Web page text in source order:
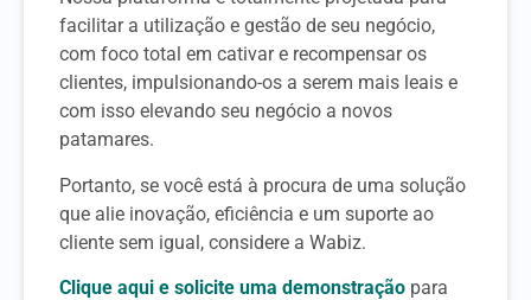
facilitar a utilização e gestão de seu negócio,
com foco total em cativar e recompensar os
clientes, impulsionando-os a serem mais leais e
com isso elevando seu negócio a novos
patamares.
Portanto, se você está à procura de uma solução
que alie inovação, eficiência e um suporte ao
cliente sem igual, considere a Wabiz.
Clique aqui e solicite uma demonstração para